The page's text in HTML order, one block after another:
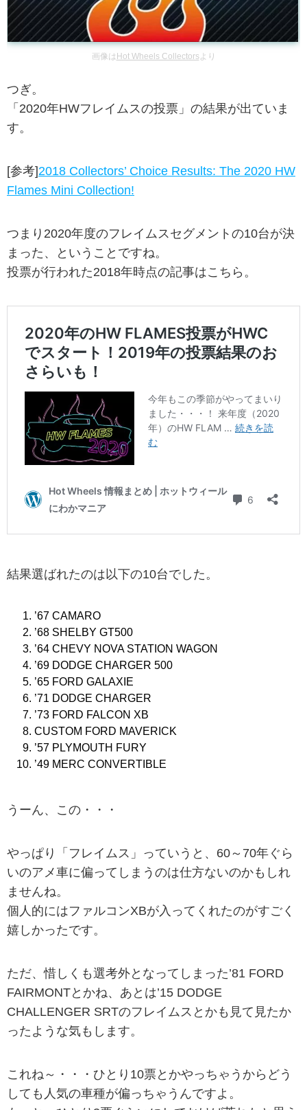
画像は Hot Wheels Collectors より
つぎ。
「2020年HWフレイムスの投票」の結果が出ていま
す。
[参考]2018 Collectors’ Choice Results: The 2020 HW
Flames Mini Collection!
つまり2020年度のフレイムスセグメントの10台が決
まった、ということですね。
投票が行われた2018年時点の記事はこちら。
結果選ばれたのは以下の10台でした。
’67 CAMARO
’68 SHELBY GT500
’64 CHEVY NOVA STATION WAGON
’69 DODGE CHARGER 500
’65 FORD GALAXIE
’71 DODGE CHARGER
’73 FORD FALCON XB
CUSTOM FORD MAVERICK
’57 PLYMOUTH FURY
’49 MERC CONVERTIBLE
うーん、この・・・
やっぱり「フレイムス」っていうと、60～70年ぐら
いのアメ車に偏ってしまうのは仕方ないのかもしれ
ませんね。
個人的にはファルコンXBが入ってくれたのがすごく
嬉しかったです。
ただ、惜しくも選考外となってしまった’81 FORD
FAIRMONTとかね、あとは’15 DODGE
CHALLENGER SRTのフレイムスとかも見て見たか
ったような気もします。
これね～・・・ひとり10票とかやっちゃうからどう
しても人気の車種が偏っちゃうんですよ。